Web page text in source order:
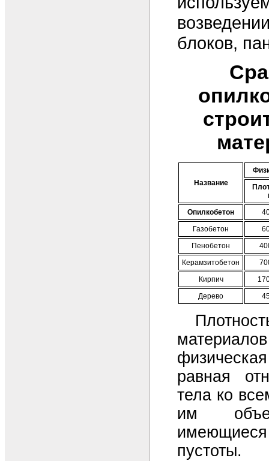
блоков,
Название
Опилкобетон
Газобетон
Пенобетон
Керамзитобетон
Кирпич
Дерево
равная
тела ко
им
пустоты.